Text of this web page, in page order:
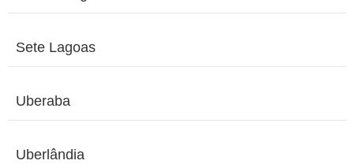
Sete Lagoas
Uberaba
Uberlândia